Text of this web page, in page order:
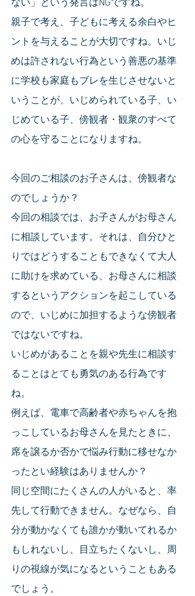
ない」という発言はNGですね。
親子で考え、子どもに考える余白やヒ
ントを与えることが大切ですね。いじ
めは許されない行為という善悪の基準
に学校も家庭もブレを生じさせないと
いうことが、いじめられている子、い
じめている子、傍観者・観衆のすべて
の心を守ることになりますね。
今回のご相談のお子さんは、傍観者な
のでしょうか？
今回の相談では、お子さんがお母さん
に相談しています。それは、自分ひと
りではどうすることもできなくて大人
に助けを求めている、お母さんに相談
するというアクションを起こしている
ので、いじめに加担するような傍観者
ではないですね。
いじめがあることを親や先生に相談す
ることはとても勇気のある行為です
ね。
例えば、電車で高齢者や赤ちゃんを抱
っこしているお母さんを見たときに、
席を譲るか否かで悩み行動に移せなか
ったとい経験はありませんか？
同じ空間にたくさんの人がいると、率
先して行動できません。なぜなら、自
分が動かなくても誰かが動いてれるか
もしれないし、目立ちたくないし、周
りの視線が気になるということもある
でしょう。